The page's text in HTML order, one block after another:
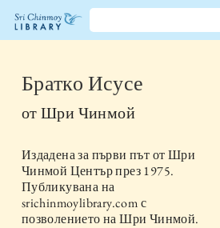
Библиотеката
на
Шри
Чинмой
Братко Исусе
отШри Чинмой
Издадена за първи път отШри
Чинмой Центърпрез1975.
Публикувана на
srichinmoylibrary.com с
позволението на Шри Чинмой.